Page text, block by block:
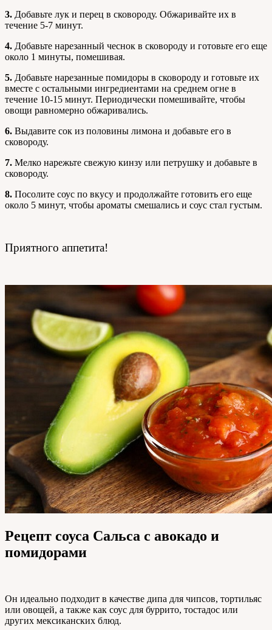
3. Добавьте лук и перец в сковороду. Обжаривайте их в
течение 5-7 минут.
4. Добавьте нарезанный чеснок в сковороду и готовьте его еще
около 1 минуты, помешивая.
5. Добавьте нарезанные помидоры в сковороду и готовьте их
вместе с остальными ингредиентами на среднем огне в
течение 10-15 минут. Периодически помешивайте, чтобы
овощи равномерно обжаривались.
6. Выдавите сок из половины лимона и добавьте его в
сковороду.
7. Мелко нарежьте свежую кинзу или петрушку и добавьте в
сковороду.
8. Посолите соус по вкусу и продолжайте готовить его еще
около 5 минут, чтобы ароматы смешались и соус стал густым.
Приятного аппетита!
Рецепт соуса Сальса с авокадо и
помидорами
Он идеально подходит в качестве дипа для чипсов, тортильяс
или овощей, а также как соус для буррито, тостадос или
других мексиканских блюд.